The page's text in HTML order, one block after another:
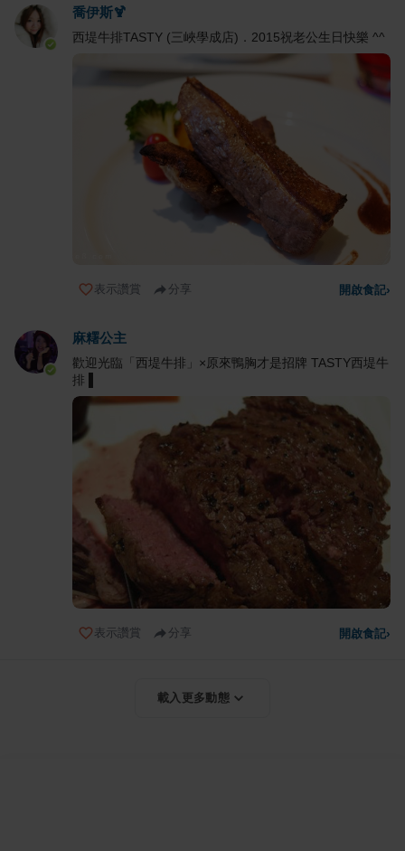
喬伊斯🍹
西堤牛排TASTY (三峽學成店)．2015祝老公生日快樂 ^^
表示讚賞 分享 開啟食記›
麻糬公主
歡迎光臨「西堤牛排」×原來鴨胸才是招牌 TASTY西堤牛
排 ▌
表示讚賞 分享 開啟食記›
載入更多動態